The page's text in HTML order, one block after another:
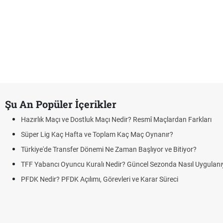
Şu An Popüler İçerikler
Hazırlık Maçı ve Dostluk Maçı Nedir? Resmî Maçlardan Farkları
Süper Lig Kaç Hafta ve Toplam Kaç Maç Oynanır?
Türkiye'de Transfer Dönemi Ne Zaman Başlıyor ve Bitiyor?
TFF Yabancı Oyuncu Kuralı Nedir? Güncel Sezonda Nasıl
PFDK Nedir? PFDK Açılımı, Görevleri ve Karar Süreci